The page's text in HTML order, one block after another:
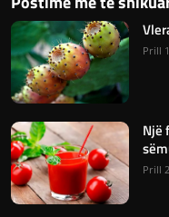
Prill
Një
Prill